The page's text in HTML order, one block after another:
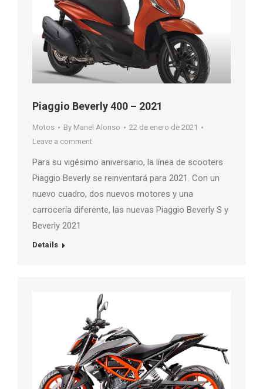
Piaggio Beverly 400 – 2021
Motos By Manel Alonso
22 de enero de 2021
Leave a comment
Para su vigésimo aniversario, la línea de scooters
Piaggio Beverly se reinventará para 2021. Con un
nuevo cuadro, dos nuevos motores y una
carrocería diferente, las nuevas Piaggio Beverly S y
Beverly 2021
Details